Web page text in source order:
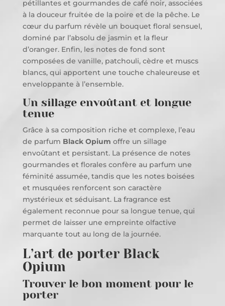
pétillantes et gourmandes de café noir, associées
à la douceur fruitée de la poire et de la pêche. Le
cœur du parfum révèle un bouquet floral sensuel,
dominé par l’absolu de jasmin et la fleur
d’oranger. Enfin, les notes de fond sont
composées de vanille, patchouli, cèdre et muscs
blancs, qui apportent une touche chaleureuse et
enveloppante à l’ensemble.
Un sillage envoûtant et longue
tenue
Grâce à sa composition riche et complexe, l’eau
de parfum Black Opium offre un sillage
envoûtant et persistant. La présence de notes
gourmandes et florales confère au parfum une
féminité assumée, tandis que les notes boisées
et musquées renforcent son caractère
mystérieux et séduisant. La fragrance est
également reconnue pour sa longue tenue, qui
permet de laisser une empreinte olfactive
marquante tout au long de la journée.
L’art de porter Black
Opium
Trouver le bon moment pour le
porter